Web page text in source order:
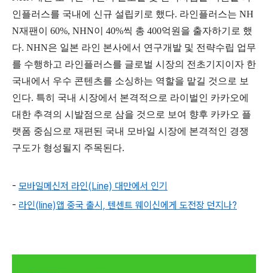
인플러스를 국내에 신규 설립키로 했다. 라인플러스는 NH
N재팬이 60%, NHN이 40%씩 총 400억원을 출자하기로 했
다. NHN은 일본 라인 본사에서 연구개발 및 전략수립 업무
를 수행하고 라인플러스를 글로벌 시장의 전초기지이자 한
국내에서 우수 콘텐츠를 소싱하는 역할을 맡길 것으로 보
인다. 특히 국내 시장에서 본격적으로 라이벌인 카카오에
대한 추격의 시발점으로 삼을 것으로 보여 향후 카카오 플
랫폼 중심으로 재편된 국내 모바일 시장에 본격적인 경쟁
구도가 형성될지 주목된다.
- 모바일메신저 라인(Line) 대만에서 인기
- 라인(line)앱 중국 출시, 텐센트 웨이신에게 도전장 던지나?